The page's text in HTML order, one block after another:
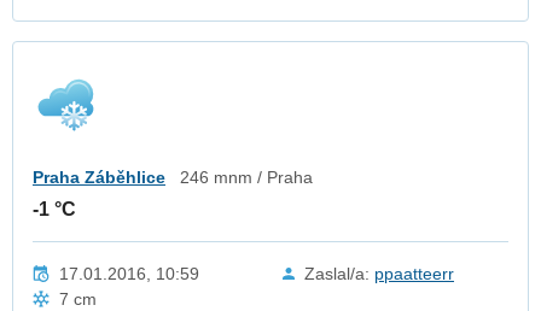
Praha Záběhlice 246 mnm / Praha
-1 °C
17.01.2016, 10:59 Zaslal/a: ppaatteerr
7 cm